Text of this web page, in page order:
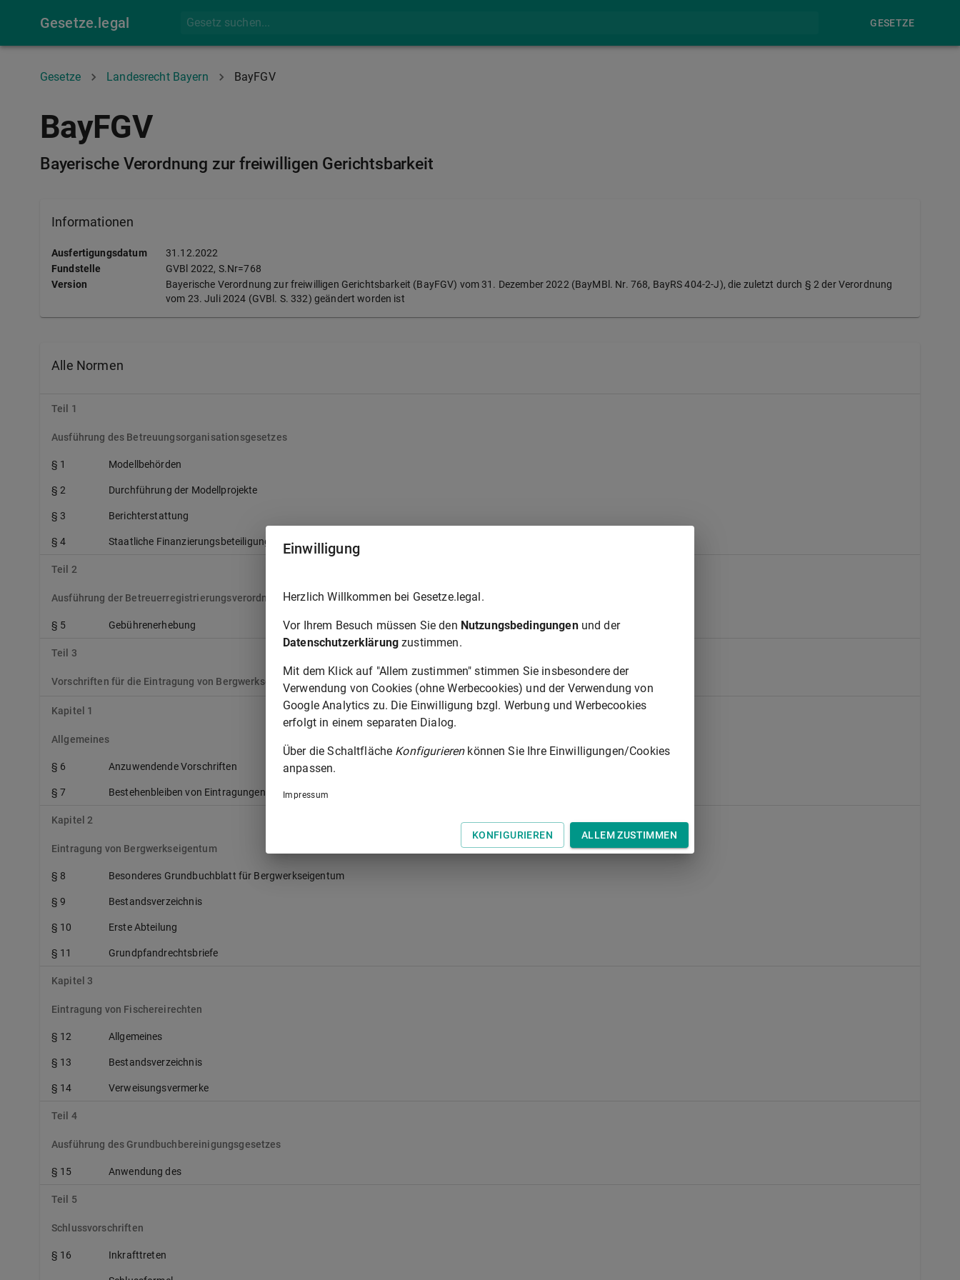
Gesetze.legal GESETZE
Gesetze Landesrecht Bayern BayFGV
BayFGV
Bayerische Verordnung zur freiwilligen Gerichtsbarkeit
Informationen
Ausfertigungsdatum
31.12.2022
Fundstelle
GVBl 2022, S.Nr=768
Version
Bayerische Verordnung zur freiwilligen Gerichtsbarkeit (BayFGV) vom 31. Dezember 2022 (BayMBl. Nr. 768, BayRS 404-2-J), die zuletzt durch § 2 der Verordnung
vom 23. Juli 2024 (GVBl. S. 332) geändert worden ist
Alle Normen
Teil 1
Ausführung des Betreuungsorganisationsgesetzes
§ 1 Modellbehörden
§ 2 Durchführung der Modellprojekte
§ 3 Berichterstattung
§ 4 Staatliche Finanzierungsbeteiligung
Teil 2
Ausführung der Betreuerregistrierungsverordnung
§ 5 Gebührenerhebung
Teil 3
Vorschriften für die Eintragung von Bergwerkseigentum und Fischereirechten im Grundbuch
Kapitel 1
Allgemeines
§ 6 Anzuwendende Vorschriften
§ 7 Bestehenbleiben von Eintragungen
Kapitel 2
Eintragung von Bergwerkseigentum
§ 8 Besonderes Grundbuchblatt für Bergwerkseigentum
§ 9 Bestandsverzeichnis
§ 10 Erste Abteilung
§ 11 Grundpfandrechtsbriefe
Kapitel 3
Eintragung von Fischereirechten
§ 12 Allgemeines
§ 13 Bestandsverzeichnis
§ 14 Verweisungsvermerke
Teil 4
Ausführung des Grundbuchbereinigungsgesetzes
§ 15 Anwendung des
Teil 5
Schlussvorschriften
§ 16 Inkrafttreten
Einwilligung
Herzlich Willkommen bei Gesetze.legal.
Vor Ihrem Besuch müssen Sie den Nutzungsbedingungenund der
Datenschutzerklärung zustimmen.
Mit dem Klick auf "Allem zustimmen" stimmen Sie insbesondere der
Verwendung von Cookies (ohne Werbecookies) und der Verwendung von
Google Analytics zu. Die Einwilligung bzgl. Werbung und Werbecookies
erfolgt in einem separaten Dialog.
Über die Schaltfläche Konfigurierenkönnen Sie Ihre Einwilligungen/Cookies
anpassen.
Impressum
KONFIGURIEREN ALLEM ZUSTIMMEN